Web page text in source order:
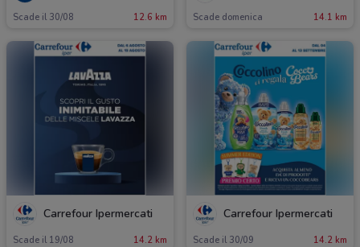
Scade il 30/08 12.6 km Scade domenica 14.1 km
Carrefour Ipermercati
Scade il 19/08 14.2 km
Carrefour Ipermercati
Scade il 30/09 14.2 km